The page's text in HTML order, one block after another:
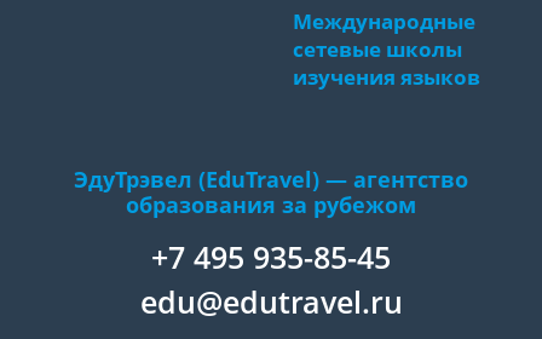
Международные
сетевые школы
изучения языков
ЭдуТрэвел (EduTravel) — агентство
образования за рубежом
+7 495 935-85-45
edu@edutravel.ru